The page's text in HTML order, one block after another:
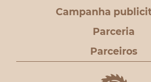
Campanha
Parceria
Parceiros